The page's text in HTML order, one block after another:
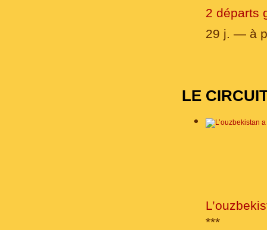
2 départs
29 j. — à
LE
***